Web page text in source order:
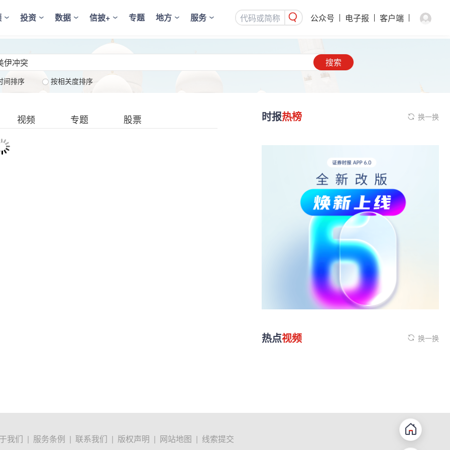
投资 数据 信披+ 专题 地方 服务 公众号 电子报 客户端
搜索
间排序 按相关度排序
视频 专题 股票 时报热榜 换一换
热点视频 换一换
我们 | 服务条例 | 联系我们 | 版权声明 | 网站地图 | 线索提交